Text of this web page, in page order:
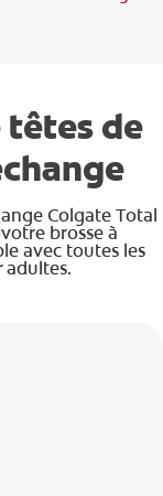
têtes de
Colgate Total
brosse à
avec toutes les
adultes.